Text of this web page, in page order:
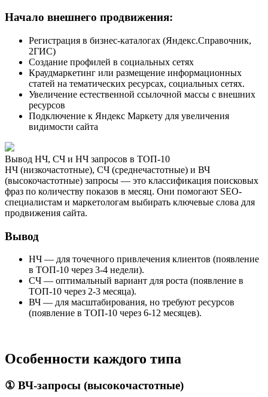
Начало внешнего продвижения:
Регистрация в бизнес-каталогах (Яндекс.Справочник,
2ГИС)
Создание профилей в социальных сетях
Краудмаркетинг или размещение информационных
статей на тематических ресурсах, социальных сетях.
Увеличение естественной ссылочной массы с внешних
ресурсов
Подключение к Яндекс Маркету для увеличения
видимости сайта
Вывод НЧ, СЧ и НЧ запросов в ТОП-10
НЧ (низкочастотные), СЧ (среднечастотные) и ВЧ
(высокочастотные) запросы — это классификация поисковых
фраз по количеству показов в месяц. Они помогают SEO-
специалистам и маркетологам выбирать ключевые слова для
продвижения сайта.
Вывод
НЧ — для точечного привлечения клиентов (появление
в ТОП-10 через 3-4 недели).
СЧ — оптимальный вариант для роста (появление в
ТОП-10 через 2-3 месяца).
ВЧ — для масштабирования, но требуют ресурсов
(появление в ТОП-10 через 6-12 месяцев).
Особенности каждого типа
① ВЧ-запросы (высокочастотные)